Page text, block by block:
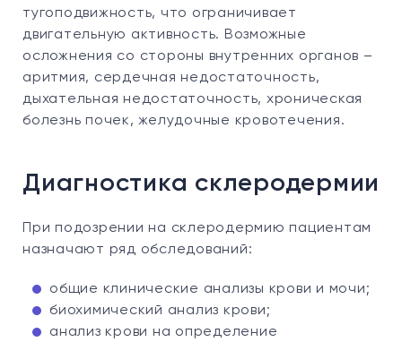
тугоподвижность, что ограничивает
двигательную активность. Возможные
осложнения со стороны внутренних органов –
аритмия, сердечная недостаточность,
дыхательная недостаточность, хроническая
болезнь почек, желудочные кровотечения.
Диагностика склеродермии
При подозрении на склеродермию пациентам
назначают ряд обследований:
общие клинические анализы крови и мочи;
биохимический анализ крови;
анализ крови на определение